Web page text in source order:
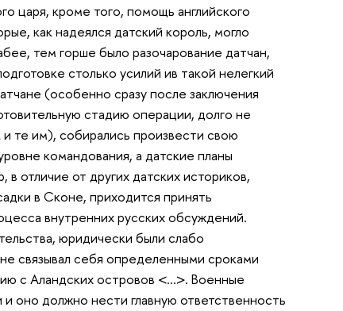
царя, кроме того, помощь английского
как надеялся датский король, могло
тем горше было разочарование датчан,
столько усилий ив такой нелегкий
(особенно сразу после заключения
стадию операции, долго не
те им), собирались произвести свою
командования, а датские планы
отличие от других датских историков,
в Сконе, приходится принять
внутренних русских обсуждений.
юридически были слабо
связывал себя определенными сроками
с Аландских островов <…>. Военные
и оно должно нести главную ответственность